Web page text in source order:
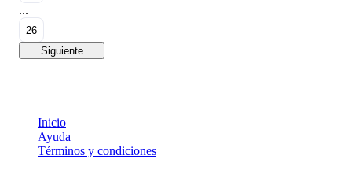
...
26
Siguiente
Inicio
Ayuda
Términos y condiciones